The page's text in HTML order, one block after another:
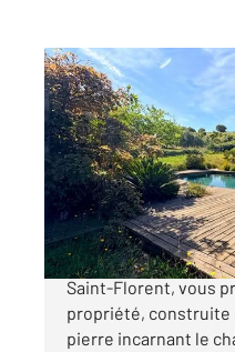
OLETTA 202
152 m2, 6 pièces
Ref : 670
Maison à vendre
995
Votre agence
Saint-Florent, vous
propriété, construite
pierre incarnant le